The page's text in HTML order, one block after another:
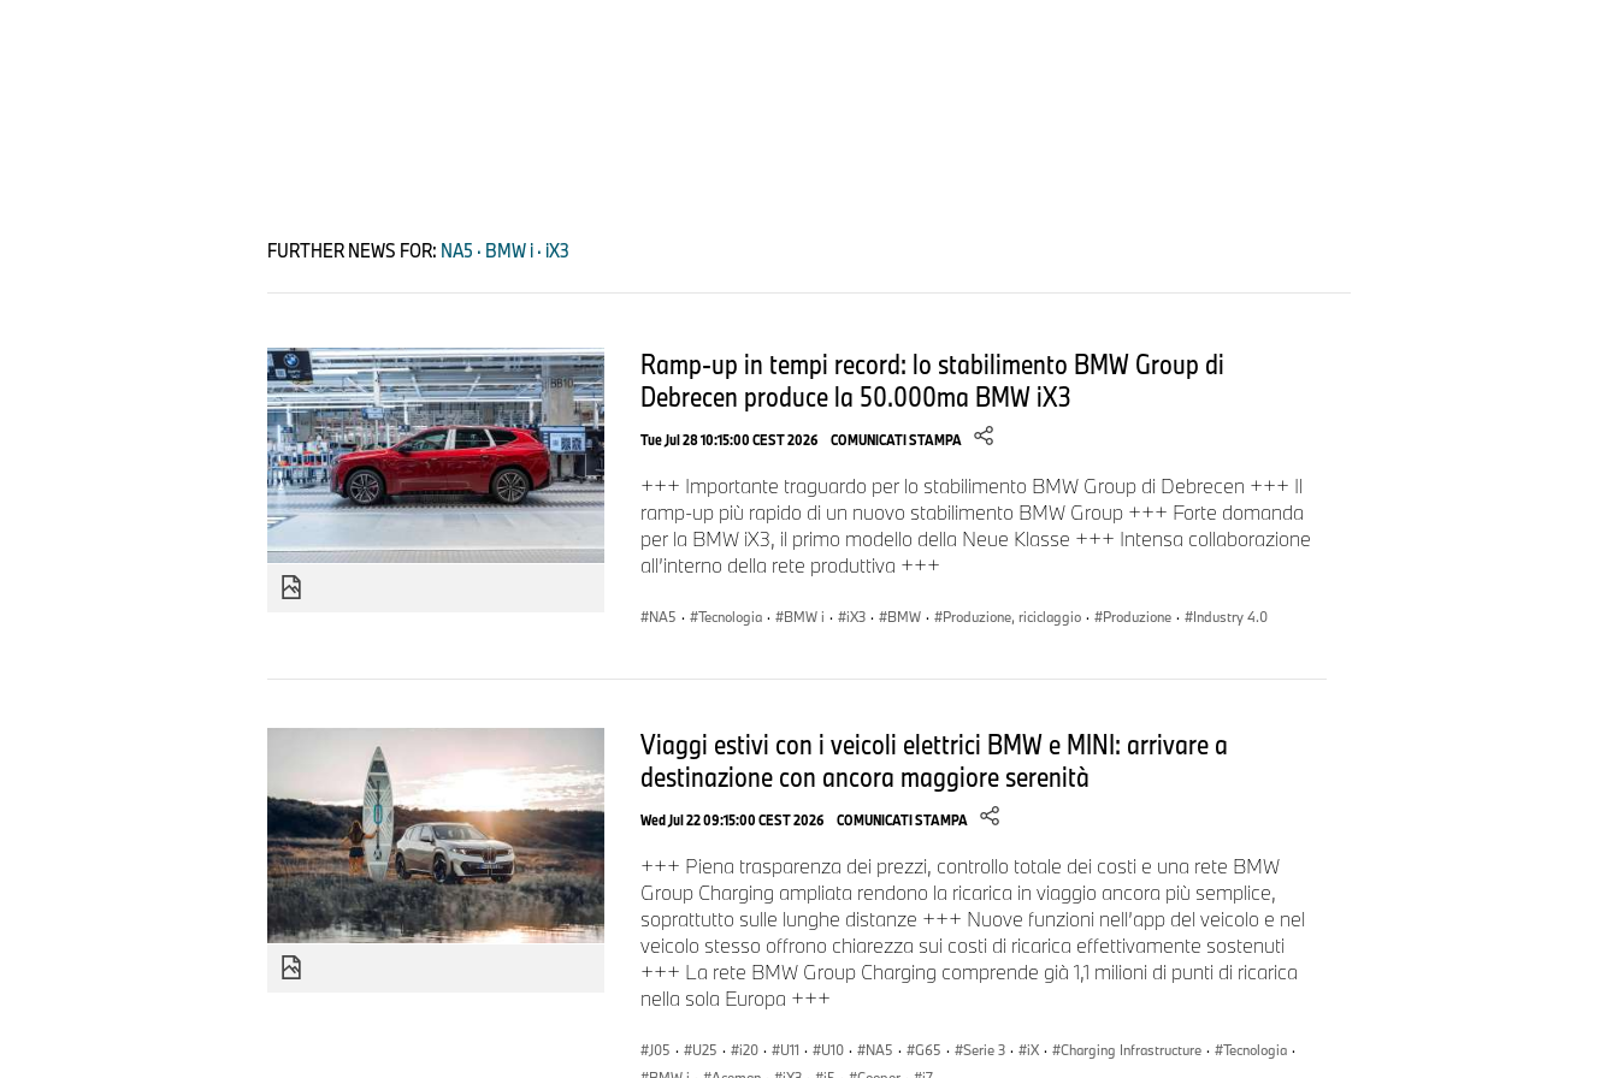
Il concetto di batteria ad alta tensione per la sesta generazione della tecnologia BMW
Il cuore della batteria ad alta tensione - la cella cilindrica BMW - ha una densità energetica
del 20% maggiore rispetto alle celle prismatiche utilizzate in precedenza. Le celle sono
integrate direttamente nella batteria ad alta tensione, che svolge un ruolo importante nella
struttura dei modelli Neue Klasse.
Ricarica più veloce, guida più lontano.
La Gen6 introduce un importante passo avanti per i nostri clienti e la BMW iX3 è la prima a
La tecnologia a 800V sta aprendo la strada alla ricarica rapida. La ricarica presso le
stazioni di ricarica DC a 400V sarà, ovviamente, ancora possibile.
Ulteriori innovazioni legate alla ricarica.
A rendere il processo di ricarica ancora più user-friendly è il flap di ricarica intelligente, che
rileva quando il conducente intende fermarsi per ricaricare l'auto e si apre (e poi si chiude)
automaticamente. Uno dei trigger per l'apertura del flap è assistito dall'AI: se il cliente si
avvicina a un punto di ricarica familiare o appreso, l’avvicinamento verso di esso rivela
l'intenzione di ricaricare e il flap si apre.
L’inizio della produzione della nuova BMW iX3 introdurrà anche ampie funzioni di ricarica
FURTHER NEWS FOR: NA5 · BMW i · iX3
Ramp-up in tempi record: lo stabilimento BMW Group di
Debrecen produce la 50.000ma BMW iX3
Tue Jul 28 10:15:00 CEST 2026 COMUNICATI STAMPA
+++ Importante traguardo per lo stabilimento BMW Group di Debrecen +++ Il
ramp-up più rapido di un nuovo stabilimento BMW Group +++ Forte domanda
per la BMW iX3, il primo modello della Neue Klasse +++ Intensa collaborazione
all’interno della rete produttiva +++
NA5 · Tecnologia · BMW i · iX3 · BMW · Produzione, riciclaggio · Produzione · Industry 4.0
Viaggi estivi con i veicoli elettrici BMW e MINI: arrivare a
destinazione con ancora maggiore serenità
Wed Jul 22 09:15:00 CEST 2026 COMUNICATI STAMPA
+++ Piena trasparenza dei prezzi, controllo totale dei costi e una rete BMW
Group Charging ampliata rendono la ricarica in viaggio ancora più semplice,
soprattutto sulle lunghe distanze +++ Nuove funzioni nell’app del veicolo e nel
veicolo stesso offrono chiarezza sui costi di ricarica effettivamente sostenuti
+++ La rete BMW Group Charging comprende già 1,1 milioni di punti di ricarica
nella sola Europa +++
J05 · U25 · i20 · U11 · U10 · NA5 · G65 · Serie 3 · iX · Charging Infrastructure · Tecnologia ·